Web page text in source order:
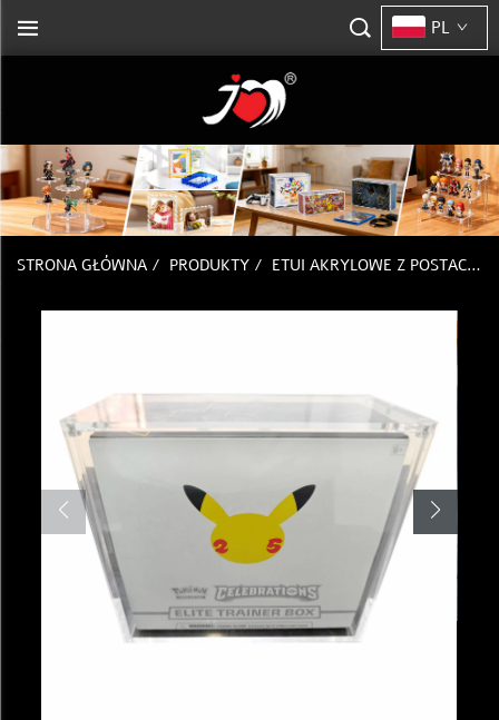
PL
STRONA GŁÓWNA / PRODUKTY / ETUI AKRYLOWE Z POSTACIĄ POKEMON